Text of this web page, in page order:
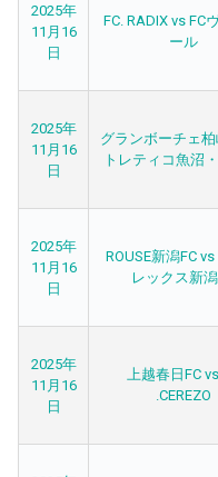
2025年
11月16
日
FC. RADIX vs FC
ール
2025年
11月16
日
グランボーチェ柏
トレティコ魚沼
2025年
11月16
日
ROUSE新潟FC
レックス新
2025年
11月16
日
上越春日FC
.CEREZO